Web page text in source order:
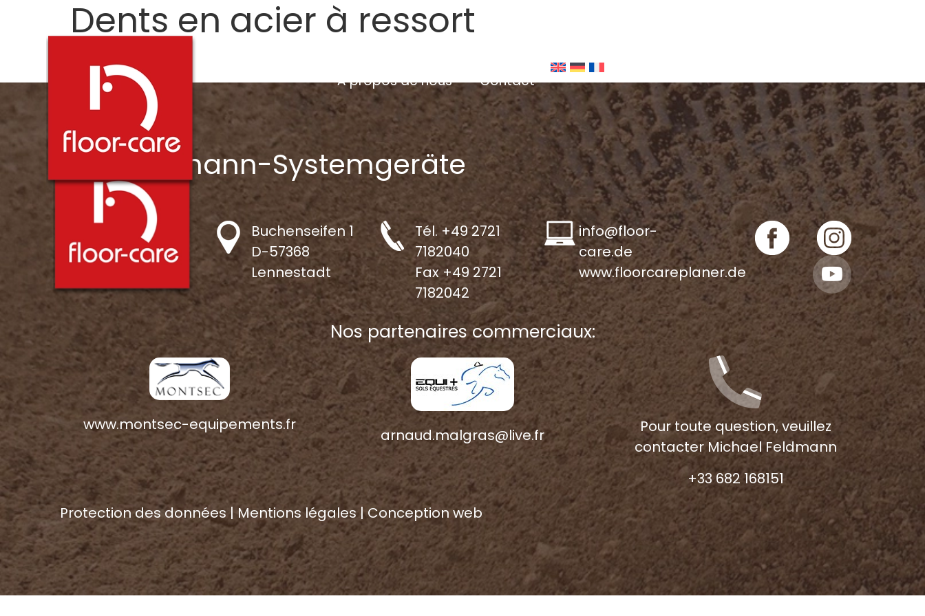
À propos de nous
Contact
Dents en acier à ressort
Dents à sable
LS-Lingemann-Systemgeräte
Buchenseifen 1
D-57368
Lennestadt
Tél.+49 2721
7182040
Fax +49 2721
7182042
info@floor-
care.de
www.floorcareplaner.de
Nos partenaires commerciaux:
www.montsec-equipements.fr
arnaud.malgras@live.fr
Pour toute question, veuillez
contacter Michael Feldmann
+33 682 168151
Protection des données |Mentions légales|Conception web